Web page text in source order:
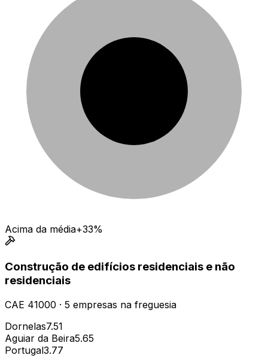
Acima da média+33%
Construção de edifícios residenciais e não
residenciais
CAE 41000 · 5 empresas na freguesia
Dornelas7.51
Aguiar da Beira5.65
Portugal3.77